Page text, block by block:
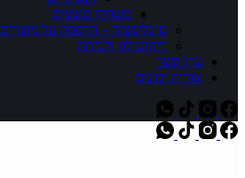
משחקי מגנטים
סובלימציה – הדפסה על מוצרים
ריהוט לגן ולכיתה
צרו קשר
אודות ימיניס